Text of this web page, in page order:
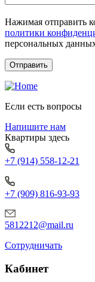
Нажимая отправить
политики
персональных
Если есть вопросы
Напишите нам
Квартиры здесь
+7 (914) 558-12-21
+7 (909) 816-93-93
5812212@mail.ru
Сотрудничать
Кабинет